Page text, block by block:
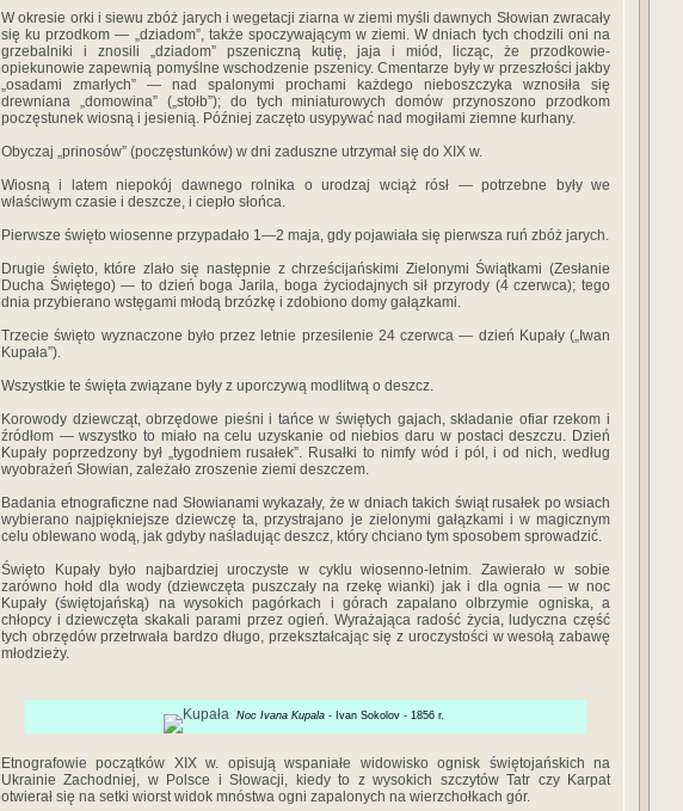
W okresie orki i siewu zbóż jarych i wegetacji ziarna w ziemi myśli dawnych Słowian zwracały
się ku przodkom — „dziadom”, także spoczywającym w ziemi. W dniach tych chodzili oni na
grzebalniki i znosili „dziadom” pszeniczną kutię, jaja i miód, licząc, że przodkowie-
opiekunowie zapewnią pomyślne wschodzenie pszenicy. Cmentarze były w przeszłości jakby
„osadami zmarłych” — nad spalonymi prochami każdego nieboszczyka wznosiła się
drewniana „domowina” („stołb”); do tych miniaturowych domów przynoszono przodkom
poczęstunek wiosną i jesienią. Później zaczęto usypywać nad mogiłami ziemne kurhany.
Obyczaj „prinosów” (poczęstunków) w dni zaduszne utrzymał się do XIX w.
Wiosną i latem niepokój dawnego rolnika o urodzaj wciąż rósł — potrzebne były we
właściwym czasie i deszcze, i ciepło słońca.
Pierwsze święto wiosenne przypadało 1—2 maja, gdy pojawiała się pierwsza ruń zbóż jarych.
Drugie święto, które zlało się następnie z chrześcijańskimi Zielonymi Świątkami (Zesłanie
Ducha Świętego) — to dzień boga Jarila, boga życiodajnych sił przyrody (4 czerwca); tego
dnia przybierano wstęgami młodą brzózkę i zdobiono domy gałązkami.
Trzecie święto wyznaczone było przez letnie przesilenie 24 czerwca — dzień Kupały („Iwan
Kupała”).
Wszystkie te święta związane były z uporczywą modlitwą o deszcz.
Korowody dziewcząt, obrzędowe pieśni i tańce w świętych gajach, składanie ofiar rzekom i
źródłom — wszystko to miało na celu uzyskanie od niebios daru w postaci deszczu. Dzień
Kupały poprzedzony był „tygodniem rusałek”. Rusałki to nimfy wód i pól, i od nich, według
wyobrażeń Słowian, zależało zroszenie ziemi deszczem.
Badania etnograficzne nad Słowianami wykazały, że w dniach takich świąt rusałek po wsiach
wybierano najpiękniejsze dziewczę­ ta, przystrajano je zielonymi gałązkami i w magicznym
celu oblewano wodą, jak gdyby naśladując deszcz, który chciano tym sposobem sprowadzić.
Święto Kupały było najbardziej uroczyste w cyklu wiosenno-letnim. Zawierało w sobie
zarówno hołd dla wody (dziewczęta puszczały na rzekę wianki) jak i dla ognia — w noc
Kupały (świę­tojańską) na wysokich pagórkach i górach zapalano olbrzymie ogniska, a
chłopcy i dziewczęta skakali parami przez ogień. Wyrażająca radość życia, ludyczna część
tych obrzędów przetrwała bardzo długo, przekształcając się z uroczystości w wesołą zabawę
młodzieży.
Noc Ivana Kupala - Ivan Sokolov - 1856 r.
Etnografowie początków XIX w. opisują wspaniałe widowisko ognisk świętojańskich na
Ukrainie Zachodniej, w Polsce i Słowacji, kiedy to z wysokich szczytów Tatr czy Karpat
otwierał się na setki wiorst widok mnóstwa ogni zapalonych na wierzchołkach gór.